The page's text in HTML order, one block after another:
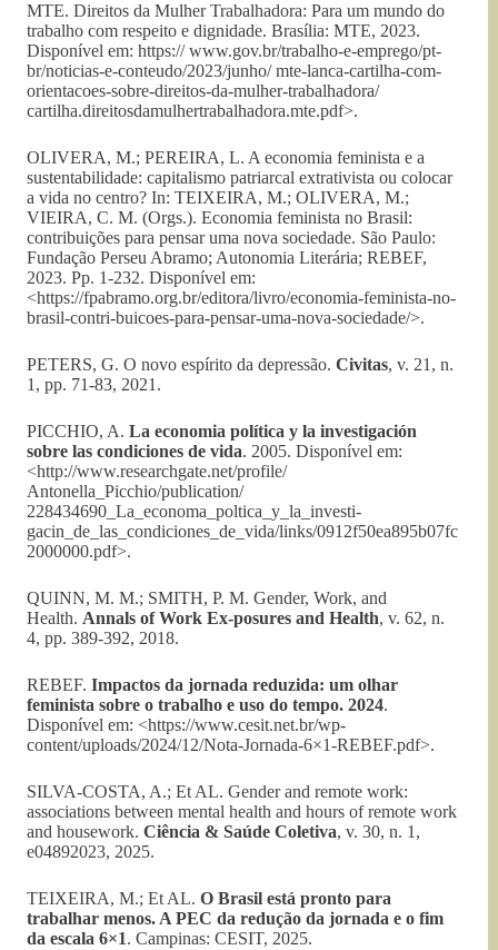
MTE. Direitos da Mulher Trabalhadora: Para um mundo do
trabalho com respeito e dignidade. Brasília: MTE, 2023.
Disponível em: https:// www.gov.br/trabalho-e-emprego/pt-
br/noticias-e-conteudo/2023/junho/ mte-lanca-cartilha-com-
orientacoes-sobre-direitos-da-mulher-trabalhadora/
cartilha.direitosdamulhertrabalhadora.mte.pdf>.
OLIVERA, M.; PEREIRA, L. A economia feminista e a
sustentabilidade: capitalismo patriarcal extrativista ou colocar
a vida no centro? In: TEIXEIRA, M.; OLIVERA, M.;
VIEIRA, C. M. (Orgs.). Economia feminista no Brasil:
contribuições para pensar uma nova sociedade. São Paulo:
Fundação Perseu Abramo; Autonomia Literária; REBEF,
2023. Pp. 1-232. Disponível em:
<https://fpabramo.org.br/editora/livro/economia-feminista-no-
brasil-contri-buicoes-para-pensar-uma-nova-sociedade/>.
PETERS, G. O novo espírito da depressão. Civitas, v. 21, n.
1, pp. 71-83, 2021.
PICCHIO, A. La economia política y la investigación
sobre las condiciones de vida. 2005. Disponível em:
<http://www.researchgate.net/profile/
Antonella_Picchio/publication/
228434690_La_economa_poltica_y_la_investi-
gacin_de_las_condiciones_de_vida/links/0912f50ea895b07fc
2000000.pdf>.
QUINN, M. M.; SMITH, P. M. Gender, Work, and
Health. Annals of Work Ex-posures and Health, v. 62, n.
4, pp. 389-392, 2018.
REBEF. Impactos da jornada reduzida: um olhar
feminista sobre o trabalho e uso do tempo. 2024.
Disponível em: <https://www.cesit.net.br/wp-
content/uploads/2024/12/Nota-Jornada-6×1-REBEF.pdf>.
SILVA-COSTA, A.; Et AL. Gender and remote work:
associations between mental health and hours of remote work
and housework. Ciência & Saúde Coletiva, v. 30, n. 1,
e04892023, 2025.
TEIXEIRA, M.; Et AL. O Brasil está pronto para
trabalhar menos. A PEC da redução da jornada e o fim
da escala 6×1. Campinas: CESIT, 2025.